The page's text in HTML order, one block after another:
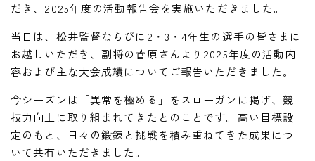
だき、2025年度の活動報告会を実施いただきました。
当日は、松井監督ならびに2・3・4年生の選手の皆さまに
お越しいただき、副将の菅原さんより2025年度の活動内
容および主な大会成績についてご報告いただきました。
今シーズンは「異常を極める」をスローガンに掲げ、競
技力向上に取り組まれてきたとのことです。高い目標設
定のもと、日々の鍛錬と挑戦を積み重ねてきた成果につ
いて共有いただきました。